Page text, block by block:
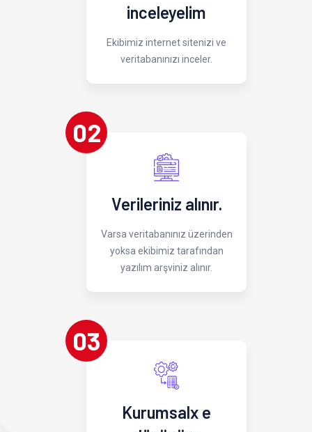
inceleyelim
Ekibimiz internet sitenizi ve
veritabanınızı inceler.
02
Verileriniz alınır.
Varsa veritabanınız üzerinden
yoksa ekibimiz tarafından
yazılım arşviniz alınır.
03
Kurumsalx e